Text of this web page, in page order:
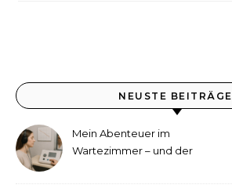
NEUSTE BEITRÄGE
Mein Abenteuer im
Wartezimmer – und der